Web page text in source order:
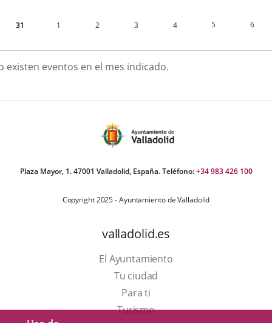
31 1 2 3 4 5 6
existen eventos en el mes indicado.
Plaza Mayor, 1. 47001 Valladolid, España. Teléfono:+34 983 426 100
Copyright 2025 - Ayuntamiento de Valladolid
valladolid.es
El Ayuntamiento
Tu ciudad
Para ti
TurismoEste